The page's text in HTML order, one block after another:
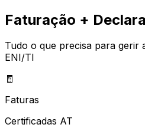
Faturação +
Tudo o que precisa para gerir
ENI/TI
🧾
Faturas
Certificadas AT